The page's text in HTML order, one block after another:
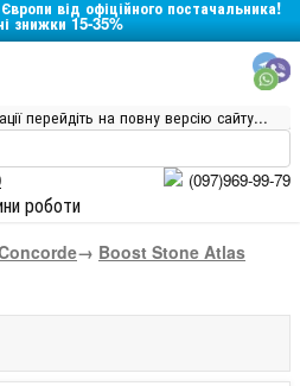
від офіційного постачальника!
знижки 15-35%
перейдіть на повну версію сайту...
(097)969-99-79
роботи
→ Boost Stone Atlas